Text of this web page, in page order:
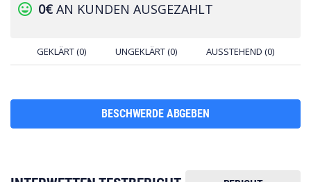
tag_faces 0€ AN KUNDEN AUSGEZAHLT
GEKLÄRT (0) UNGEKLÄRT (0) AUSSTEHEND (0)
BESCHWERDE ABGEBEN